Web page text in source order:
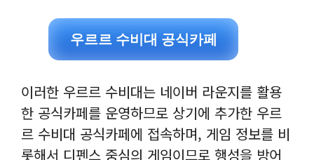
우르르 수비대 공식카페
이러한 우르르 수비대는 네이버 라운지를 활용
한 공식카페를 운영하므로 상기에 추가한 우르
르 수비대 공식카페에 접속하며, 게임 정보를 비
롯해서 디펜스 중심의 게임이므로 행성을 방어